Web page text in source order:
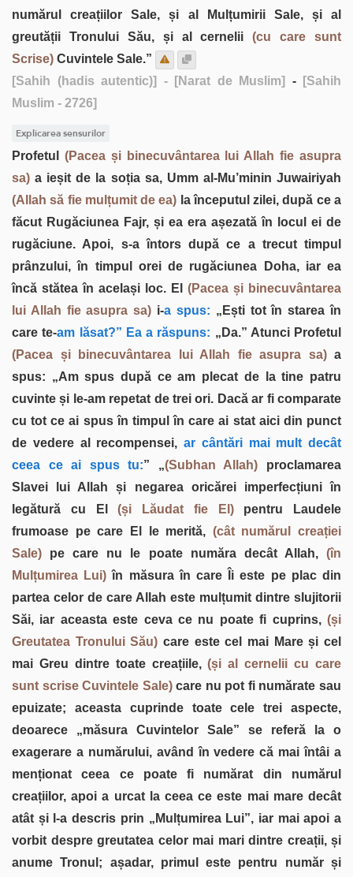
numărul creațiilor Sale, și al Mulțumirii Sale, și al
greutății Tronului Său, și al cernelii(cu care sunt
Scrise) Cuvintele Sale.”
[Sahih (hadis autentic)]
- [Narat de Muslim] -
[Sahih
Muslim - 2726]
Explicarea sensurilor
Profetul (Pacea și binecuvântarea lui Allah fie asupra
sa) a ieșit de la soția sa, Umm al-Mu’minin Juwairiyah
(Allah să fie mulțumit de ea) la începutul zilei, după ce a
făcut Rugăciunea Fajr, și ea era așezată în locul ei de
rugăciune. Apoi, s-a întors după ce a trecut timpul
prânzului, în timpul orei de rugăciunea Doha, iar ea
încă stătea în același loc. El (Pacea și binecuvântarea
lui Allah fie asupra sa) i-a spus: „Ești tot în starea în
care te-am lăsat?” Ea a răspuns: „Da.” Atunci Profetul
(Pacea și binecuvântarea lui Allah fie asupra sa)a
spus: „Am spus după ce am plecat de la tine patru
cuvinte și le-am repetat de trei ori. Dacă ar fi comparate
cu tot ce ai spus în timpul în care ai stat aici din punct
de vedere al recompensei, ar cântări mai mult decât
ceea ce ai spus tu:” „(Subhan Allah) proclamarea
Slavei lui Allah și negarea oricărei imperfecțiuni în
legătură cu El(și Lăudat fie El)pentru Laudele
frumoase pe care El le merită, (cât numărul creației
Sale) pe care nu le poate număra decât Allah, (în
Mulțumirea Lui) în măsura în care Îi este pe plac din
partea celor de care Allah este mulțumit dintre slujitorii
Săi, iar aceasta este ceva ce nu poate fi cuprins, (și
Greutatea Tronului Său) care este cel mai Mare și cel
mai Greu dintre toate creațiile,(și al cernelii cu care
sunt scrise Cuvintele Sale)care nu pot fi numărate sau
epuizate; aceasta cuprinde toate cele trei aspecte,
deoarece „măsura Cuvintelor Sale” se referă la o
exagerare a numărului, având în vedere că mai întâi a
menționat ceea ce poate fi numărat din numărul
creațiilor, apoi a urcat la ceea ce este mai mare decât
atât și l-a descris prin „Mulțumirea Lui”, iar mai apoi a
vorbit despre greutatea celor mai mari dintre creații, și
anume Tronul; așadar, primul este pentru număr și